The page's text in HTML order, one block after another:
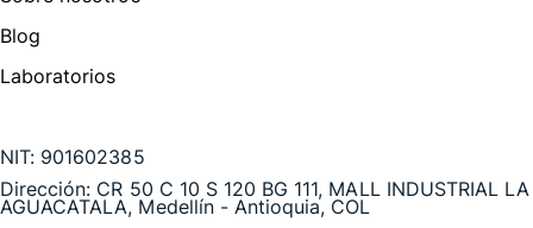
Blog
Laboratorios
NIT: 901602385
Dirección: CR 50 C 10 S 120 BG 111, MALL INDUSTRIAL LA
AGUACATALA, Medellín - Antioquia, COL